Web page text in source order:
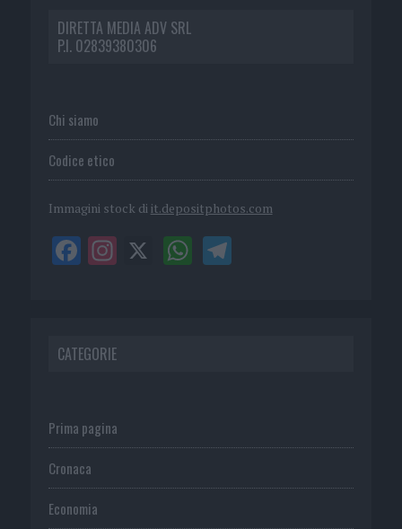
DIRETTA MEDIA ADV SRL
P.I. 02839380306
Chi siamo
Codice etico
Immagini stock di it.depositphotos.com
CATEGORIE
Prima pagina
Cronaca
Economia